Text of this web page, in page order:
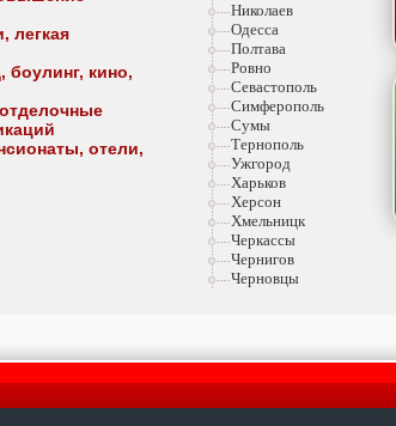
легкая
кино,
отели,
Николаев
Одесса
Полтава
Ровно
Севастополь
Симферополь
Сумы
Тернополь
Ужгород
Харьков
Херсон
Хмельницк
Черкассы
Чернигов
Черновцы